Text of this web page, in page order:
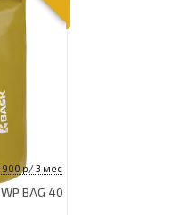
900 р/ 3 мес
BAG 40